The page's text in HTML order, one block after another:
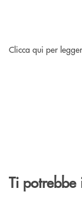
Clicca qui per
Ti potrebbe